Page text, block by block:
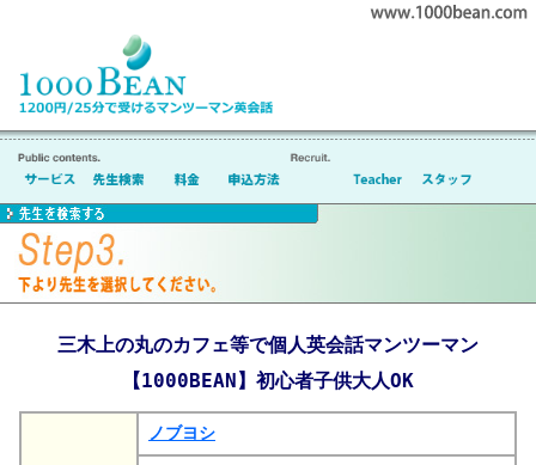
三木上の丸のカフェ等で個人英会話マンツーマン
【1000BEAN】初心者子供大人OK
ノブヨシ